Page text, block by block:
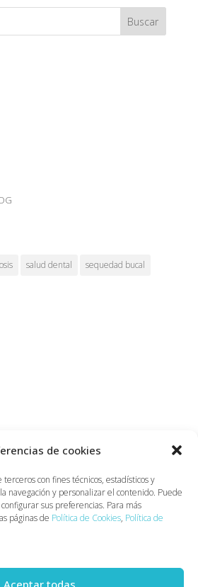
de cookies
terceros con fines técnicos, estadísticos y
navegación y personalizar el contenido. Puede
sus preferencias. Para más
páginas de Política de Cookies, Política de
Aceptar todas
salud dental
sequedad bucal
DE COOKIES